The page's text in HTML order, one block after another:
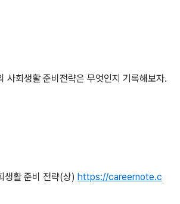
사회생활 준비전략은 무엇인지 기록해보자.
생활 준비 전략(상) https://careernote.c